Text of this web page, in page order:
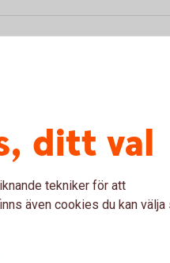
ringa oss
ditt val
tekniker för att
även cookies du kan välja